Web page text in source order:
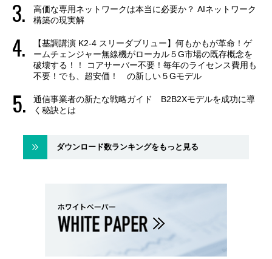
高価な専用ネットワークは本当に必要か？ AIネットワーク
構築の現実解
【基調講演 K2-4 スリーダブリュー】何もかもが革命！ゲ
ームチェンジャー無線機がローカル５G市場の既存概念を
破壊する！！ コアサーバー不要！毎年のライセンス費用も
不要！でも、超安価！ の新しい５Gモデル
通信事業者の新たな戦略ガイド B2B2Xモデルを成功に導
く秘訣とは
ダウンロード数ランキングをもっと見る